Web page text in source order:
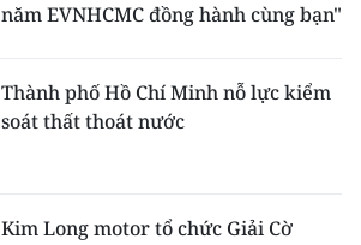
năm EVNHCMC đồng hành cùng bạn"
Thành phố Hồ Chí Minh nỗ lực kiểm
soát thất thoát nước
Kim Long motor tổ chức Giải Cờ